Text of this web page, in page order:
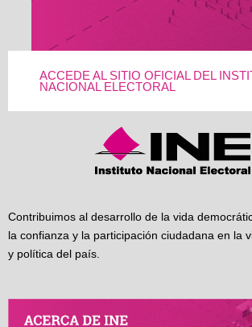
ACCEDE AL SITIO OFICIAL DEL
NACIONAL ELECTORAL
Contribuimos al desarrollo de la vida
la confianza y la participación ciudadana en la
y política del país.